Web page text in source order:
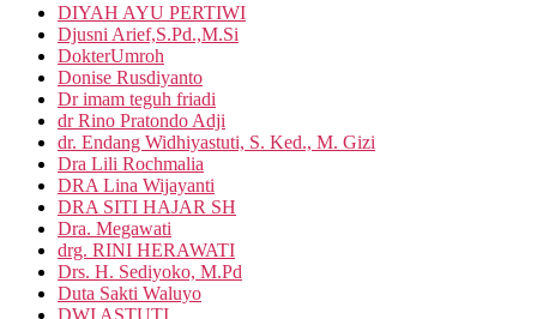
DIYAH AYU PERTIWI
Djusni Arief,S.Pd.,M.Si
DokterUmroh
Donise Rusdiyanto
Dr imam teguh friadi
dr Rino Pratondo Adji
dr. Endang Widhiyastuti, S. Ked., M. Gizi
Dra Lili Rochmalia
DRA Lina Wijayanti
DRA SITI HAJAR SH
Dra. Megawati
drg. RINI HERAWATI
Drs. H. Sediyoko, M.Pd
Duta Sakti Waluyo
DWI ASTUTI